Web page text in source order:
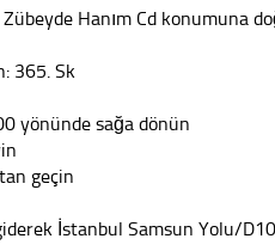
Hanım Cd konumuna
365. Sk
yönünde sağa dönün
geçin
İstanbul Samsun Yolu/